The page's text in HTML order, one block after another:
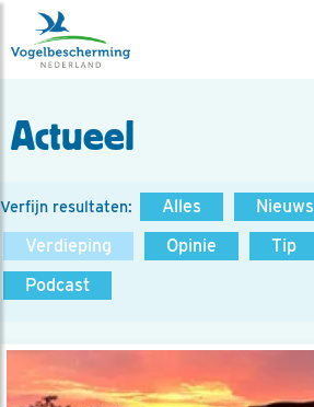
Actueel
Verfijn resultaten: Alles Nieuws
Verdieping
Opinie Tip
Podcast